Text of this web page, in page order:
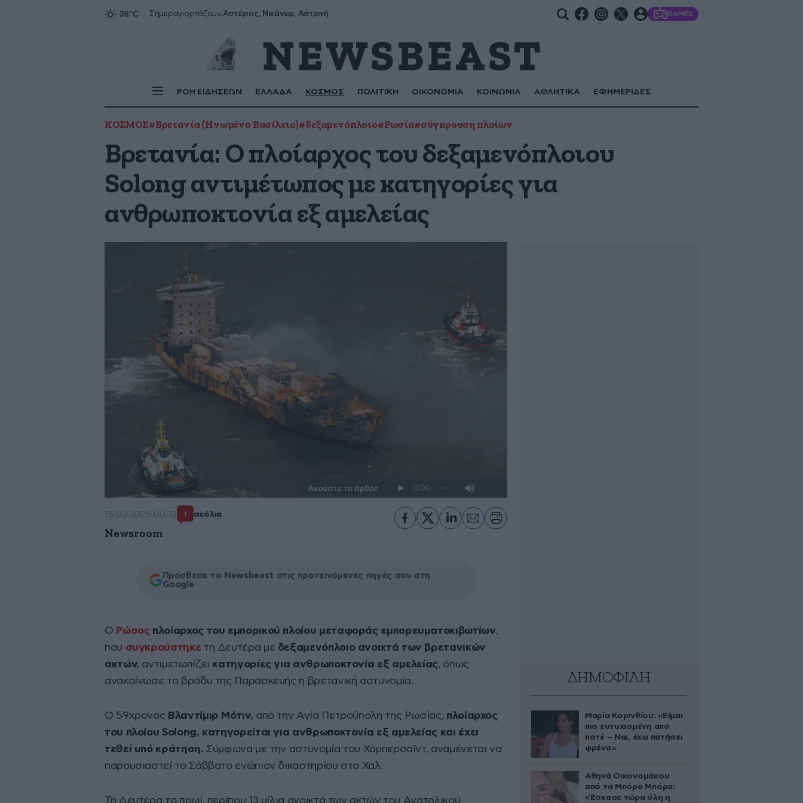
Σήμεραγιορτάζουν:Αστέριος, Νικάνωρ, Αστρινή GAMES
ΡΟΗ ΕΙΔΗΣΕΩΝ ΕΛΛΑΔΑ ΚΟΣΜΟΣ ΠΟΛΙΤΙΚΗ ΟΙΚΟΝΟΜΙΑ ΚΟΙΝΩΝΙΑ ΑΘΛΗΤΙΚΑ ΕΦΗΜΕΡΙΔΕΣ
ΚΟΣΜΟΣ#Βρετανία (Ηνωμένο Βασίλειο)#δεξαμενόπλοιο#Ρωσία#σύγκρουση πλοίων
Βρετανία: Ο πλοίαρχος του δεξαμενόπλοιου
Solong αντιμέτωπος με κατηγορίες για
ανθρωποκτονία εξ αμελείας
Ακούστε το άρθρο
15·03·2025 00:10 1 σχόλια
Newsroom
Πρόσθεσε το Newsbeast στις προτεινόμενες πηγές σου στη
Google
Ο Ρώσοςπλοίαρχος του εμπορικού πλοίου μεταφοράς εμπορευματοκιβωτίων,
που συγκρούστηκε τη Δευτέρα με δεξαμενόπλοιο ανοιχτά των βρετανικών
ακτών, αντιμετωπίζει κατηγορίες για ανθρωποκτονία εξ αμελείας, όπως
ανακοίνωσε το βράδυ της Παρασκευής η βρετανική αστυνομία.
Ο 59χρονος Βλαντίμιρ Μότιν, από την Αγία Πετρούπολη της Ρωσίας, πλοίαρχος
του πλοίου Solong, κατηγορείται για ανθρωποκτονία εξ αμελείας και έχει
τεθεί υπό κράτηση. Σύμφωνα με την αστυνομία του Χάμπερσαϊντ, αναμένεται να
παρουσιαστεί το Σάββατο ενώπιον δικαστηρίου στο Χαλ.
Τη Δευτέρα το πρωί, περίπου 13 μίλια ανοικτά των ακτών του Ανατολικού
ΔΗΜΟΦΙΛΗ
Μαρία Κορινθίου: «Είμαι
πιο ευτυχισμένη από
ποτέ – Ναι, έχω πατήσει
φρένο»
Αθηνά Οικονομάκου
από τα Μπόρα Μπόρα:
«Έσκασε τώρα όλη η